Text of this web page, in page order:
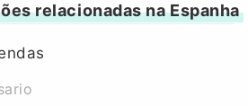
relacionadas na Espanha